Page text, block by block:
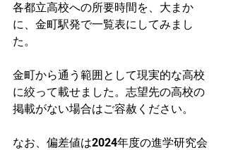
各都立高校への所要時間を、大まか
に、金町駅発で一覧表にしてみまし
た。
金町から通う範囲として現実的な高校
に絞って載せました。志望先の高校の
掲載がない場合はご容赦ください。
なお、偏差値は2024年度の進学研究会